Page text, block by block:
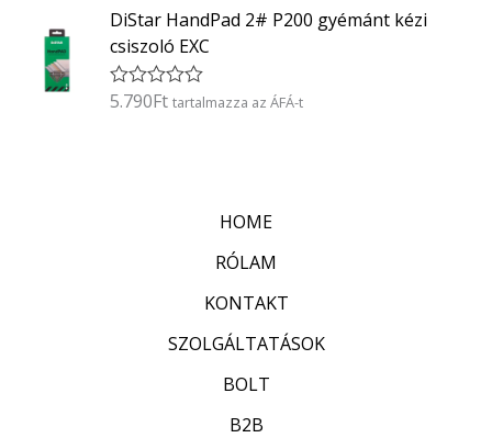
/
5
é
e
l
s
DiStar HandPad 2# P200 gyémánt kézi
csiszoló EXC
É
5.790Ft tartalmazza az ÁFÁ-t
HOME
RÓLAM
KONTAKT
SZOLGÁLTATÁSOK
BOLT
B2B